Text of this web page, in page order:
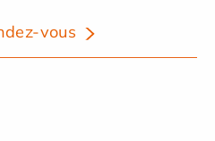
vous